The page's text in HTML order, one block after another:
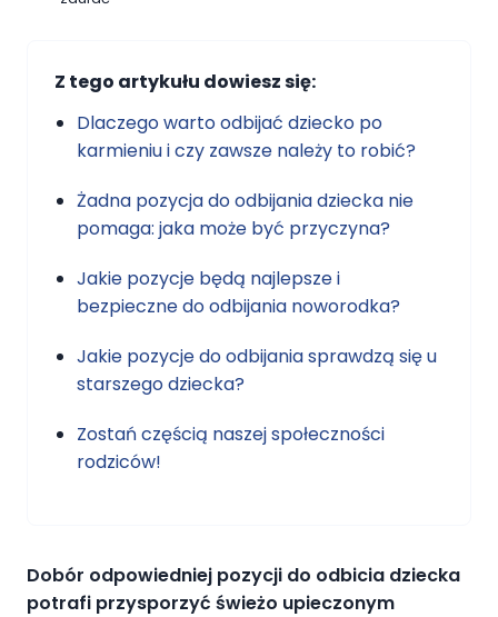
Z tego artykułu dowiesz się:
Dlaczego warto odbijać dziecko po
karmieniu i czy zawsze należy to robić?
Żadna pozycja do odbijania dziecka nie
pomaga: jaka może być przyczyna?
Jakie pozycje będą najlepsze i
bezpieczne do odbijania noworodka?
Jakie pozycje do odbijania sprawdzą się u
starszego dziecka?
Zostań częścią naszej społeczności
rodziców!
Dobór odpowiedniej pozycji do odbicia dziecka
potrafi przysporzyć świeżo upieczonym